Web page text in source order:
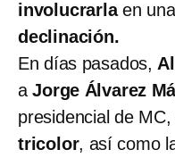
involucrarlaen una
declinación.
En días pasados,
aJorge Álvarez
presidencial de MC,
tricolor, así como